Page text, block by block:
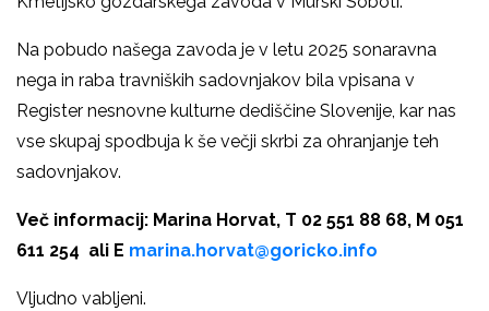
Na pobudo našega zavoda je v letu 2025 sonaravna
nega in raba travniških sadovnjakov bila vpisana v
Register nesnovne kulturne dediščine Slovenije, kar nas
vse skupaj spodbuja k še večji skrbi za ohranjanje teh
sadovnjakov.
Več informacij: Marina Horvat, T 02 551 88 68, M 051
611 254 ali E marina.horvat@goricko.info
Vljudno vabljeni.